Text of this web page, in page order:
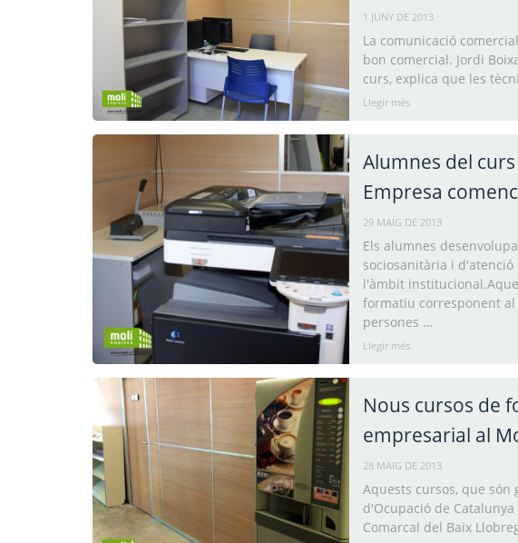
1 JUNY DE 2013
La comunicació
bon comercial. Jordi
curs, explica que les
Llegir més
Alumnes del
Empresa
29 MAIG DE 2013
Els alumnes
sociosanitària i
l'àmbit
formatiu corresponent
persones …
Llegir més
Nous cursos de
empresarial al
28 MAIG DE 2013
Aquests cursos, que són
d'Ocupació de
Comarcal del Baix